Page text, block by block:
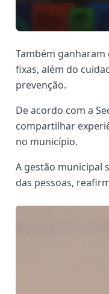
Também ganharam
fixas, além do
prevenção.
De acordo com a
compartilhar
no município.
A gestão municipal
das pessoas,